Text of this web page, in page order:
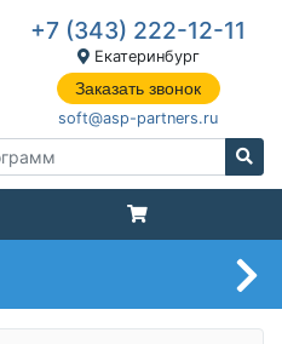
+7 (343) 222-12-11
Екатеринбург
Заказать звонок
soft@asp-partners.ru